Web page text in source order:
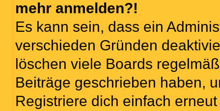
mehr anmelden?!
Es kann sein, dass ein
verschieden Gründen
löschen viele Boards
Beiträge geschrieben haben,
Registriere dich einfach